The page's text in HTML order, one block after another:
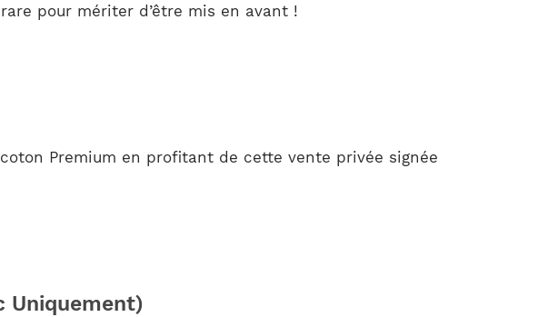
pour mériter d’être mis en avant !
Premium en profitant de cette vente privée signée
Uniquement)